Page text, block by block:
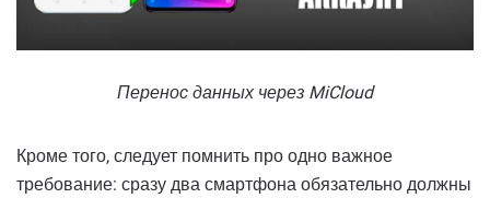
Перенос данных через MiCloud
Кроме того, следует помнить про одно важное
требование: сразу два смартфона обязательно должны